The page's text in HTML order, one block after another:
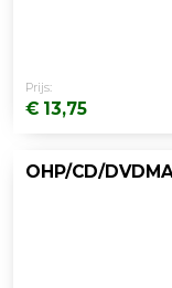
Prijs:
€ 13,75